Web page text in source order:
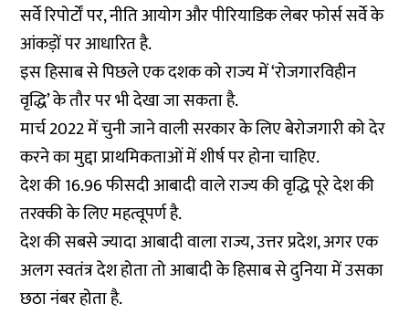
सर्वे रिपोर्टों पर, नीति आयोग और पीरियाडिक लेबर फोर्स सर्वे के
आंकड़ों पर आधारित है.
इस हिसाब से पिछले एक दशक को राज्य में ‘रोजगारविहीन
वृद्धि’ के तौर पर भी देखा जा सकता है.
मार्च 2022 में चुनी जाने वाली सरकार के लिए बेरोजगारी को देर
करने का मुद्दा प्राथमिकताओं में शीर्ष पर होना चाहिए.
देश की 16.96 फीसदी आबादी वाले राज्य की वृद्धि पूरे देश की
तरक्की के लिए महत्वूपर्ण है.
देश की सबसे ज्यादा आबादी वाला राज्य, उत्तर प्रदेश, अगर एक
अलग स्वतंत्र देश होता तो आबादी के हिसाब से दुनिया में उसका
छठा नंबर होता है.